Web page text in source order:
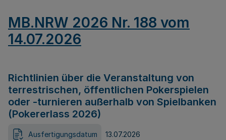
MB.NRW 2026 Nr. 188 vom
14.07.2026
Richtlinien über die Veranstaltung von
terrestrischen, öffentlichen Pokerspielen
oder -turnieren außerhalb von Spielbanken
(Pokererlass 2026)
Ausfertigungsdatum 13.07.2026